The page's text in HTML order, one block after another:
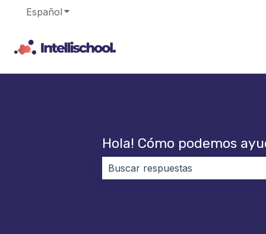
Español Traducciones de Mostrar submenú de
Hola! Cómo podemos